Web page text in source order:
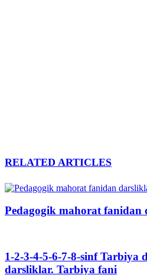
RELATED ARTICLES
Pedagogik mahorat fanidan
1-2-3-4-5-6-7-8-sinf Tarbiya
darsliklar. Tarbiya fani